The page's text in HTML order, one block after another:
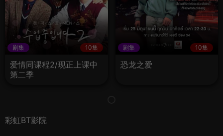
剧集 10集
爱情同课程2/现正上课中
第二季
剧集 10集
恐龙之爱
彩虹BT影院